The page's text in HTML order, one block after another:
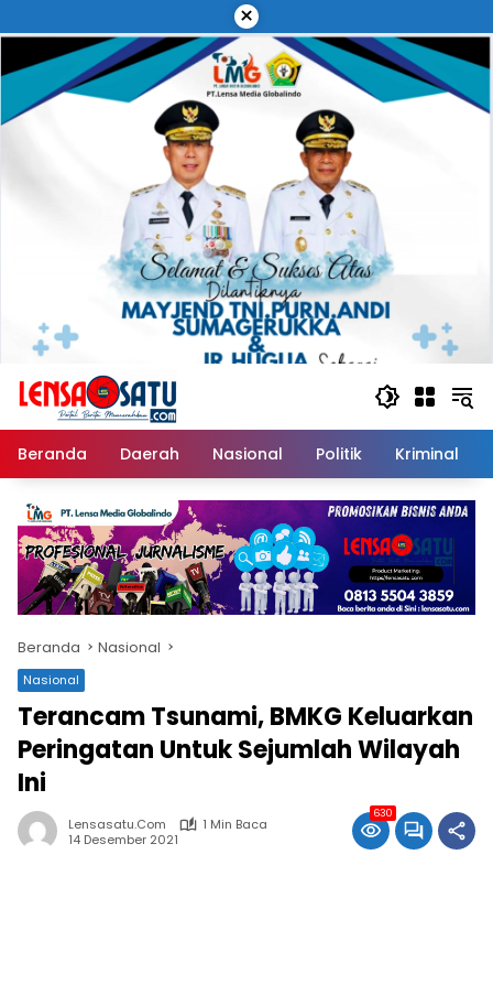
ke
konten
×
Beranda Daerah Nasional Politik Kriminal
Beranda Nasional
Nasional
Terancam Tsunami, BMKG Keluarkan
Peringatan Untuk Sejumlah Wilayah
Ini
Lensasatu.com
1 Min Baca
14 Desember 2021
630